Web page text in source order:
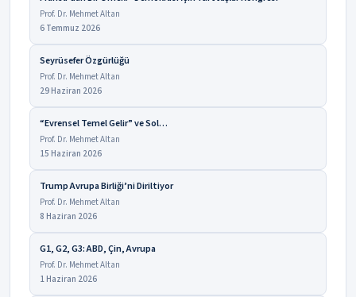
Prof. Dr. Mehmet Altan
6 Temmuz 2026
Seyrüsefer Özgürlüğü
Prof. Dr. Mehmet Altan
29 Haziran 2026
“Evrensel Temel Gelir” ve Sol…
Prof. Dr. Mehmet Altan
15 Haziran 2026
Trump Avrupa Birliği’ni Diriltiyor
Prof. Dr. Mehmet Altan
8 Haziran 2026
G1, G2, G3: ABD, Çin, Avrupa
Prof. Dr. Mehmet Altan
1 Haziran 2026